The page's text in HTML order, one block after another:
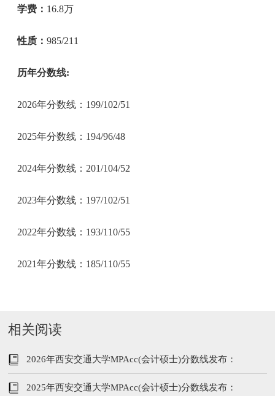
学费： 16.8万
性质：985/211
历年分数线:
2026年分数线：199/102/51
2025年分数线：194/96/48
2024年分数线：201/104/52
2023年分数线：197/102/51
2022年分数线：193/110/55
2021年分数线：185/110/55
相关阅读
2026年西安交通大学MPAcc(会计硕士)分数线发布：
199/102/51
2025年西安交通大学MPAcc(会计硕士)分数线发布：